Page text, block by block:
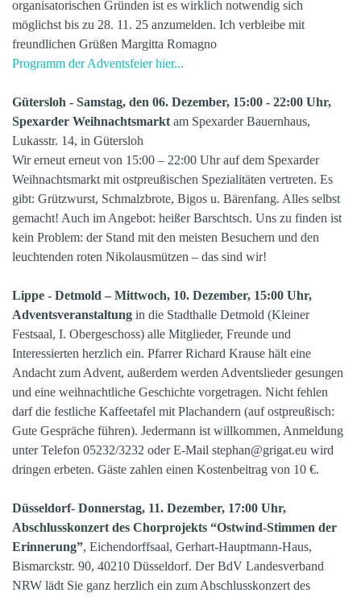
organisatorischen Gründen ist es wirklich notwendig sich
möglichst bis zu 28. 11. 25 anzumelden. Ich verbleibe mit
freundlichen Grüßen Margitta Romagno
Programm der Adventsfeier hier...
Gütersloh - Samstag, den 06. Dezember, 15:00 - 22:00 Uhr,
Spexarder Weihnachtsmarkt am Spexarder Bauernhaus,
Lukasstr. 14, in Gütersloh
Wir erneut erneut von 15:00 – 22:00 Uhr auf dem Spexarder
Weihnachtsmarkt mit ostpreußischen Spezialitäten vertreten. Es
gibt: Grützwurst, Schmalzbrote, Bigos u. Bärenfang. Alles selbst
gemacht! Auch im Angebot: heißer Barschtsch. Uns zu finden ist
kein Problem: der Stand mit den meisten Besuchern und den
leuchtenden roten Nikolausmützen – das sind wir!
Lippe - Detmold – Mittwoch, 10. Dezember, 15:00 Uhr,
Adventsveranstaltung in die Stadthalle Detmold (Kleiner
Festsaal, I. Obergeschoss) alle Mitglieder, Freunde und
Interessierten herzlich ein. Pfarrer Richard Krause hält eine
Andacht zum Advent, außerdem werden Adventslieder gesungen
und eine weihnachtliche Geschichte vorgetragen. Nicht fehlen
darf die festliche Kaffeetafel mit Plachandern (auf ostpreußisch:
Gute Gespräche führen). Jedermann ist willkommen, Anmeldung
unter Telefon 05232/3232 oder E-Mail stephan@grigat.eu wird
dringen erbeten. Gäste zahlen einen Kostenbeitrag von 10 €.
Düsseldorf- Donnerstag, 11. Dezember, 17:00 Uhr,
Abschlusskonzert des Chorprojekts “Ostwind-Stimmen der
Erinnerung”, Eichendorffsaal, Gerhart-Hauptmann-Haus,
Bismarckstr. 90, 40210 Düsseldorf. Der BdV Landesverband
NRW lädt Sie ganz herzlich ein zum Abschlusskonzert des